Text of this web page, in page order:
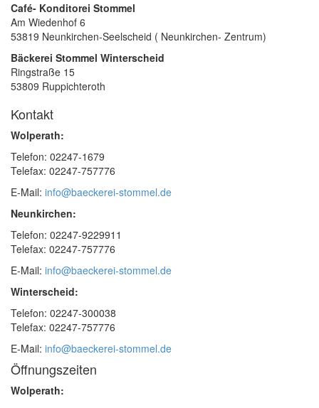
Café- Konditorei Stommel
Am Wiedenhof 6
53819 Neunkirchen-Seelscheid ( Neunkirchen- Zentrum)
Bäckerei Stommel Winterscheid
Ringstraße 15
53809 Ruppichteroth
Kontakt
Wolperath:
Telefon: 02247-1679
Telefax: 02247-757776
E-Mail: info@baeckerei-stommel.de
Neunkirchen:
Telefon: 02247-9229911
Telefax: 02247-757776
E-Mail: info@baeckerei-stommel.de
Winterscheid:
Telefon: 02247-300038
Telefax: 02247-757776
E-Mail: info@baeckerei-stommel.de
Öffnungszeiten
Wolperath: